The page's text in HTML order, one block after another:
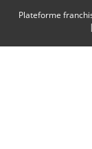
Plateforme
|